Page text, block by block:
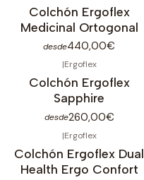
Colchón Ergoflex
Medicinal Ortogonal
desde440,00€
|Ergoflex
Colchón Ergoflex
Sapphire
desde260,00€
|Ergoflex
Colchón Ergoflex Dual
Health Ergo Confort